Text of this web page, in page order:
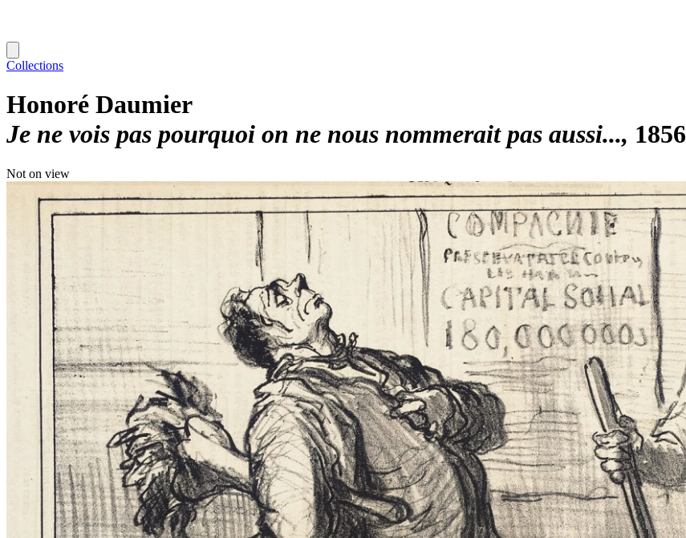
Collections
Honoré Daumier
Je ne vois pas pourquoi on ne nous nommerait pas aussi... 1856
Not on view